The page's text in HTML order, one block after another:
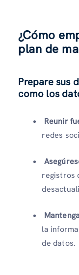
¿Cómo
plan de
Prepare sus
como los
Reunir
redes
registros
la
de datos.